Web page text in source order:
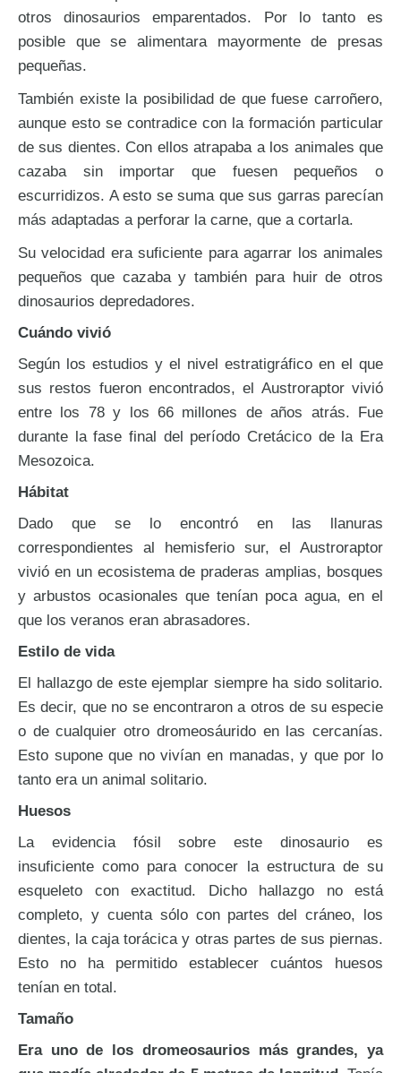
otros dinosaurios emparentados. Por lo tanto es
posible que se alimentara mayormente de presas
pequeñas.
También existe la posibilidad de que fuese carroñero,
aunque esto se contradice con la formación particular
de sus dientes. Con ellos atrapaba a los animales que
cazaba sin importar que fuesen pequeños o
escurridizos. A esto se suma que sus garras parecían
más adaptadas a perforar la carne, que a cortarla.
Su velocidad era suficiente para agarrar los animales
pequeños que cazaba y también para huir de otros
dinosaurios depredadores.
Cuándo vivió
Según los estudios y el nivel estratigráfico en el que
sus restos fueron encontrados, el Austroraptor vivió
entre los 78 y los 66 millones de años atrás. Fue
durante la fase final del período Cretácico de la Era
Mesozoica.
Hábitat
Dado que se lo encontró en las llanuras
correspondientes al hemisferio sur, el Austroraptor
vivió en un ecosistema de praderas amplias, bosques
y arbustos ocasionales que tenían poca agua, en el
que los veranos eran abrasadores.
Estilo de vida
El hallazgo de este ejemplar siempre ha sido solitario.
Es decir, que no se encontraron a otros de su especie
o de cualquier otro dromeosáurido en las cercanías.
Esto supone que no vivían en manadas, y que por lo
tanto era un animal solitario.
Huesos
La evidencia fósil sobre este dinosaurio es
insuficiente como para conocer la estructura de su
esqueleto con exactitud. Dicho hallazgo no está
completo, y cuenta sólo con partes del cráneo, los
dientes, la caja torácica y otras partes de sus piernas.
Esto no ha permitido establecer cuántos huesos
tenían en total.
Tamaño
Era uno de los dromeosaurios más grandes, ya